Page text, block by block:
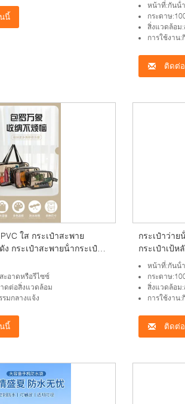
หรับหาด ค่าย เดินทาง พิกนิค
นี้
หน้าที่:กันน้ํา
กระดาษ
สิ่งแวดล้อม
การใช้งาน:
ติดต่
ใส กระเป๋าสะพาย
กระเป๋าสะพายน้ํากระเป๋า
ะอาดหรือรีไซซ์
ดต่อสิ่งแวดล้อม
รมกลางแจ้ง
นี้
กระเป๋าว่า
กระเป๋าเป้ห
หน้าที่:กันน้ํา
กระดาษ
สิ่งแวดล้อม
การใช้งาน:
ติดต่